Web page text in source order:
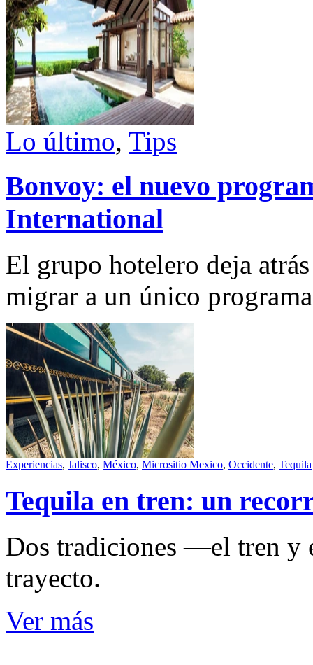
Lo último, Tips
Bonvoy: el nuevo
International
El grupo hotelero deja
migrar a un único
Experiencias, Jalisco, México, Micrositio Mexico, Occidente, Tequila
Tequila en tren: un
Dos tradiciones —el tren y
trayecto.
Ver más